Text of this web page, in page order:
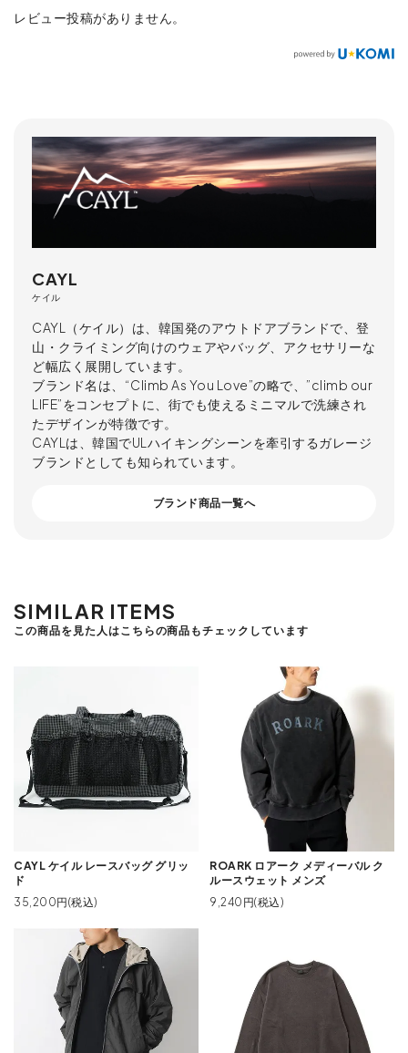
レビュー投稿がありません。
CAYL
ケイル
CAYL（ケイル）は、韓国発のアウトドアブランドで、登
山・クライミング向けのウェアやバッグ、アクセサリーな
ど幅広く展開しています。
ブランド名は、“Climb As You Love”の略で、”climb our
LIFE”をコンセプトに、街でも使えるミニマルで洗練され
たデザインが特徴です。
CAYLは、韓国でULハイキングシーンを牽引するガレージ
ブランドとしても知られています。
ブランド商品一覧へ
SIMILAR ITEMS
この商品を見た人はこちらの商品もチェックしています
CAYL ケイル レースバッグ グリッ
ド
35,200円(税込)
ROARK ロアーク メディーバル ク
ルースウェット メンズ
9,240円(税込)